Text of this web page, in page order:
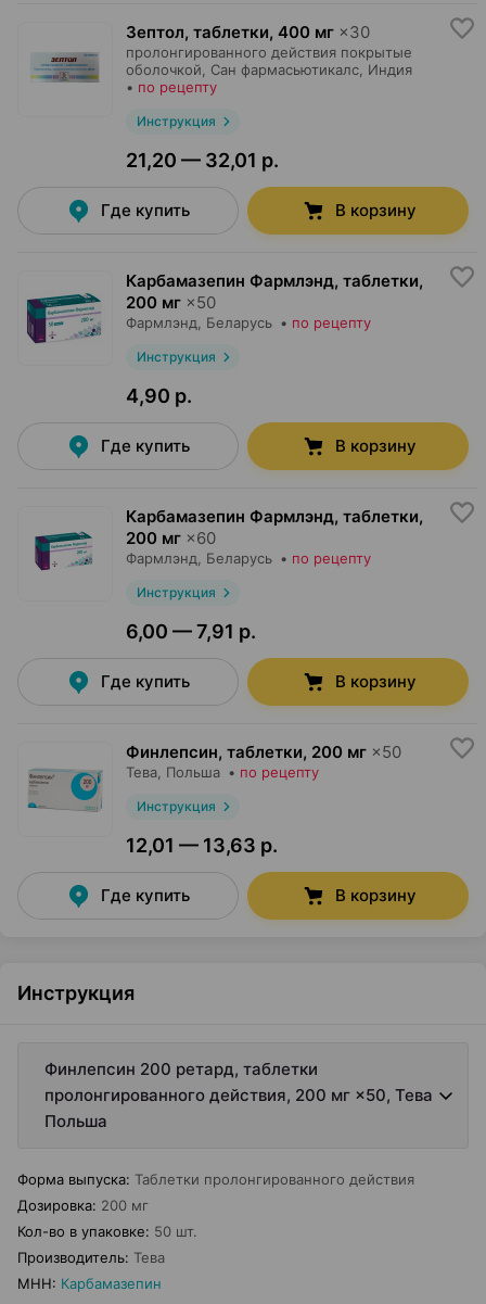
Зептол, таблетки, 400 мг ×30
пролонгированного действия покрытые
оболочкой,
Сан фармасьютикалс , Индия
• по рецепту
Инструкция
21,20 — 32,01 р.
Где купить В корзину
Карбамазепин Фармлэнд, таблетки,
200 мг ×50
Фармлэнд , Беларусь • по рецепту
Инструкция
4,90 р.
Где купить В корзину
Карбамазепин Фармлэнд, таблетки,
200 мг ×60
Фармлэнд , Беларусь • по рецепту
Инструкция
6,00 — 7,91 р.
Где купить В корзину
Финлепсин, таблетки, 200 мг ×50
Тева , Польша • по рецепту
Инструкция
12,01 — 13,63 р.
Где купить В корзину
Инструкция
Финлепсин 200 ретард, таблетки
пролонгированного действия, 200 мг ×50, Тева
Польша
Форма выпуска: Таблетки пролонгированного действия
Дозировка: 200 мг
Кол-во в упаковке: 50 шт.
Производитель: Тева
МНН: Карбамазепин